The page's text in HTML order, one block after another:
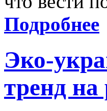
Подробнее
Эко-
тренд